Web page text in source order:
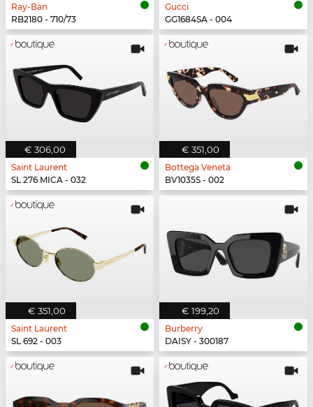
Ray-Ban
RB2180 - 710/73
Gucci
GG1684SA - 004
€ 306,00
Saint Laurent
SL 276 MICA - 032
€ 351,00
Bottega Veneta
BV1035S - 002
€ 351,00
Saint Laurent
SL 692 - 003
€ 199,20
Burberry
DAISY - 300187